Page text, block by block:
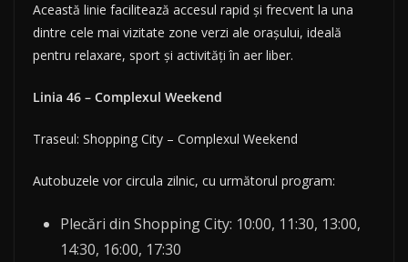
Această linie facilitează accesul rapid și frecvent la una
dintre cele mai vizitate zone verzi ale orașului, ideală
pentru relaxare, sport și activități în aer liber.
Linia 46 – Complexul Weekend
Traseul: Shopping City – Complexul Weekend
Autobuzele vor circula zilnic, cu următorul program:
Plecări din Shopping City: 10:00, 11:30, 13:00,
14:30, 16:00, 17:30